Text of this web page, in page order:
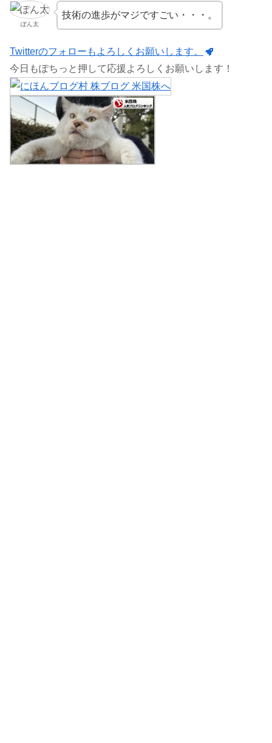
ぽん太
技術の進歩がマジですごい・・・。
Twitterのフォローもよろしくお願いします。
今日もぽちっと押して応援よろしくお願いします！